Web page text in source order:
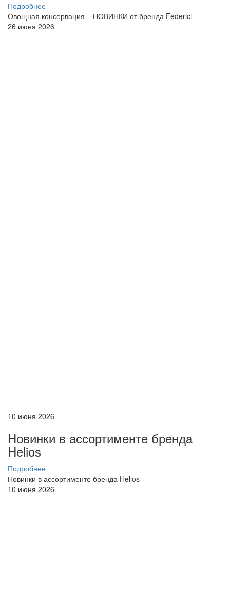
Подробнее
Овощная консервация – НОВИНКИ от бренда Federici
26 июня 2026
10 июня 2026
Новинки в ассортименте бренда
Helios
Подробнее
Новинки в ассортименте бренда Helios
10 июня 2026